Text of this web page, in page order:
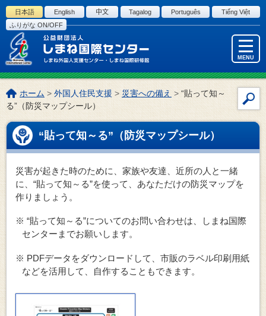
このページの本文へ
日本語 English 中文 Tagalog Português
Tiếng Việt
ふりがな ON/OFF
MENU
イ
こ
の
ペ
ー
ジ
の
ホーム >外国人住民支援 >災害への備え >“貼って知～
る”（防災マップシール）
“貼って知～る”（防災マップシール）
災害が起きた時のために、家族や友達、近所の人と一緒
に、“貼って知～る”を使って、あなただけの防災マップを
作りましょう。
※ “貼って知～る”についてのお問い合わせは、しまね国際
センターまでお願いします。
※ PDFデータをダウンロードして、市販のラベル印刷用紙
などを活用して、自作することもできます。